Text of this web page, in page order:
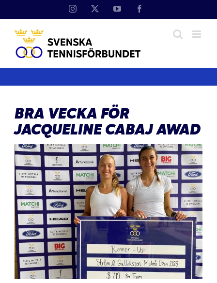
Instagram YouTube
BRA VECKA FÖR
JACQUELINE CABAJ AWAD